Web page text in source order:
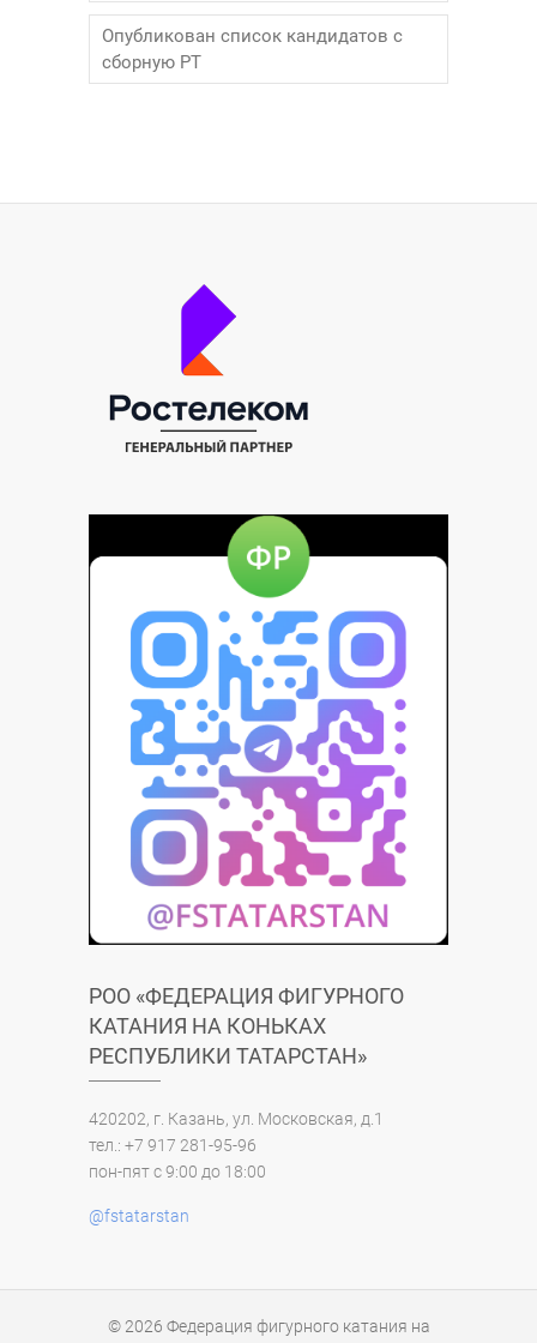
Опубликован список кандидатов с
сборную РТ
РОО «ФЕДЕРАЦИЯ ФИГУРНОГО
КАТАНИЯ НА КОНЬКАХ
РЕСПУБЛИКИ ТАТАРСТАН»
420202, г. Казань, ул. Московская, д.1
тел.: +7 917 281-95-96
пон-пят с 9:00 до 18:00
@fstatarstan
© 2026 Федерация фигурного катания на